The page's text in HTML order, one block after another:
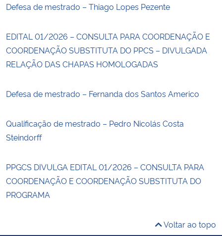
Defesa de mestrado – Thiago Lopes Pezente
EDITAL 01/2026 – CONSULTA PARA COORDENAÇÃO E
COORDENAÇÃO SUBSTITUTA DO PPCS – DIVULGADA
RELAÇÃO DAS CHAPAS HOMOLOGADAS
Defesa de mestrado – Fernanda dos Santos Americo
Qualificação de mestrado – Pedro Nicolás Costa
Steindorff
PPGCS DIVULGA EDITAL 01/2026 – CONSULTA PARA
COORDENAÇÃO E COORDENAÇÃO SUBSTITUTA DO
PROGRAMA
Voltar ao topo